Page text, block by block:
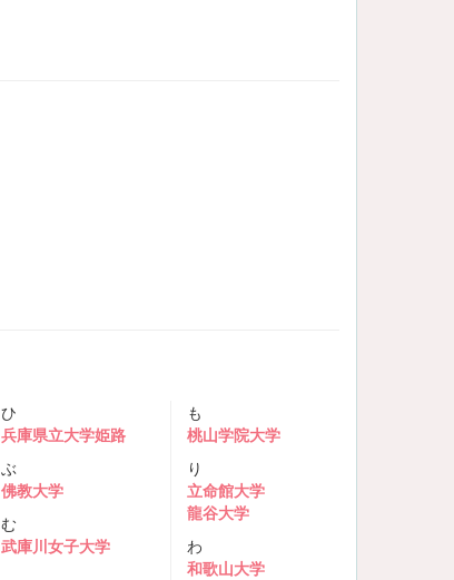
ひ
兵庫県立大学姫路
ぶ
佛教大学
む
武庫川女子大学
も
桃山学院大学
り
立命館大学
龍谷大学
わ
和歌山大学